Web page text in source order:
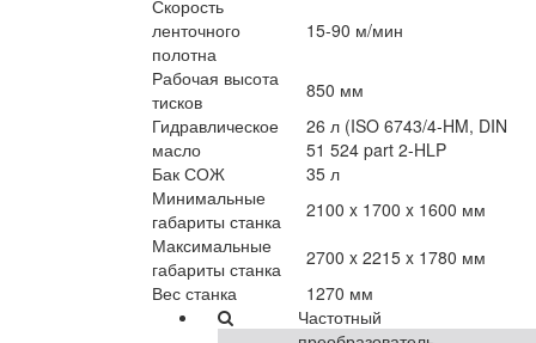
Скорость
ленточного
полотна
15-90 м/мин
Рабочая высота
тисков
850 мм
Гидравлическое
масло
26 л (ISO 6743/4-HM, DIN
51 524 part 2-HLP
Бак СОЖ
35 л
Минимальные
габариты станка
2100 x 1700 x 1600 мм
Максимальные
габариты станка
2700 x 2215 x 1780 мм
Вес станка
1270 мм
Частотный